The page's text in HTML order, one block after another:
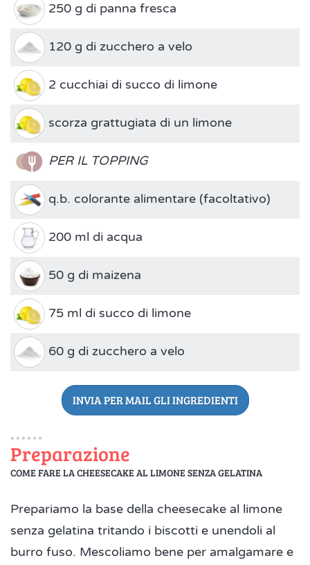
250 g di panna fresca
120 g di zucchero a velo
2 cucchiai di succo di limone
scorza grattugiata di un limone
PER IL TOPPING
q.b. colorante alimentare (facoltativo)
200 ml di acqua
50 g di maizena
75 ml di succo di limone
60 g di zucchero a velo
INVIA PER MAIL GLI INGREDIENTI
Preparazione
COME FARE LA CHEESECAKE AL LIMONE SENZA GELATINA
Prepariamo la base della cheesecake al limone
senza gelatina tritando i biscotti e unendoli al
burro fuso. Mescoliamo bene per amalgamare e